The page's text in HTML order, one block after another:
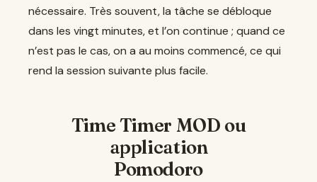
nécessaire. Très souvent, la tâche se débloque
dans les vingt minutes, et l’on continue ; quand ce
n’est pas le cas, on a au moins commencé, ce qui
rend la session suivante plus facile.
Time Timer MOD ou
application
Pomodoro